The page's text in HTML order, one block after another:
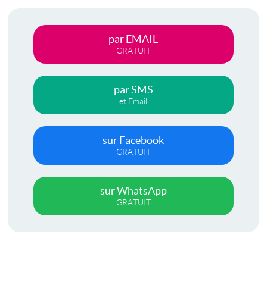
par EMAIL
GRATUIT
par SMS
et Email
sur Facebook
GRATUIT
sur WhatsApp
GRATUIT